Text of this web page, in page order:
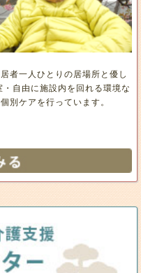
者一人ひとりの居場所と優し
自由に施設内を回れる環境な
別ケアを行っています。